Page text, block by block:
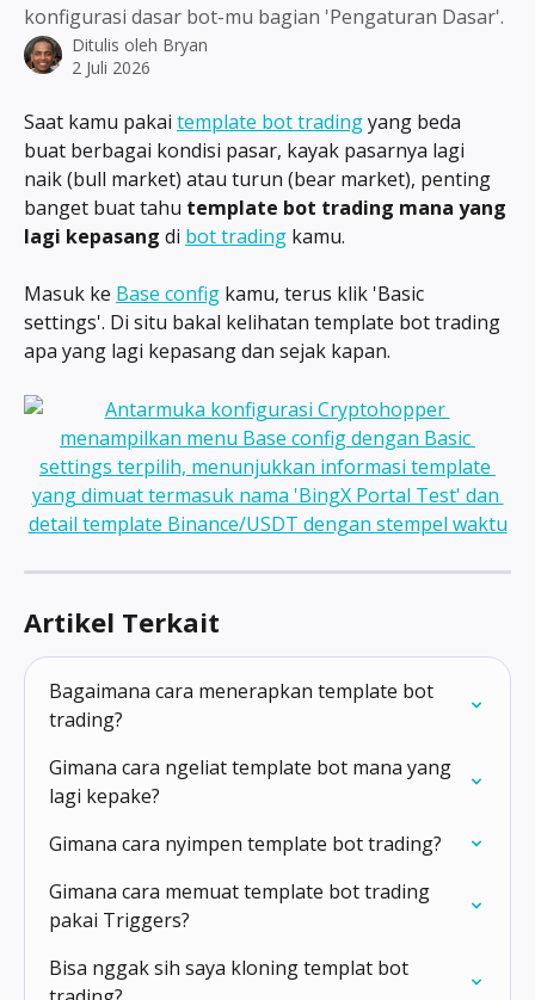
konfigurasi dasar bot-mu bagian 'Pengaturan Dasar'.
Ditulis oleh Bryan
2 Juli 2026
Saat kamu pakai template bot trading yang beda
buat berbagai kondisi pasar, kayak pasarnya lagi
naik (bull market) atau turun (bear market), penting
banget buat tahu template bot trading mana yang
lagi kepasang di bot trading kamu.
Masuk ke Base config kamu, terus klik 'Basic
settings'. Di situ bakal kelihatan template bot trading
apa yang lagi kepasang dan sejak kapan.
Artikel Terkait
Bagaimana cara menerapkan template bot
trading?
Gimana cara ngeliat template bot mana yang
lagi kepake?
Gimana cara nyimpen template bot trading?
Gimana cara memuat template bot trading
pakai Triggers?
Bisa nggak sih saya kloning templat bot